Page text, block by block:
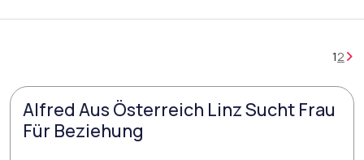
12
Alfred Aus Österreich Linz Sucht Frau
Für Beziehung